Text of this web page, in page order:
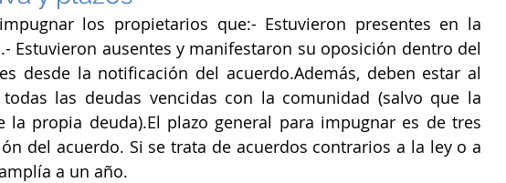
los propietarios que:- Estuvieron presentes en la
Estuvieron ausentes y manifestaron su oposición dentro del
desde la notificación del acuerdo.Además, deben estar al
las deudas vencidas con la comunidad (salvo que la
la propia deuda).El plazo general para impugnar es de tres
del acuerdo. Si se trata de acuerdos contrarios a la ley o a
a un año.